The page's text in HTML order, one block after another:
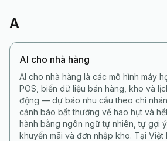
A
AI cho nhà hàng
AI cho nhà hàng là các mô hình máy
POS, biến dữ liệu bán hàng, kho và
động — dự báo nhu cầu theo chi
cảnh báo bất thường về hao hụt và
hành bằng ngôn ngữ tự nhiên, tự gợi
khuyến mãi và đơn nhập kho. Tại Việt